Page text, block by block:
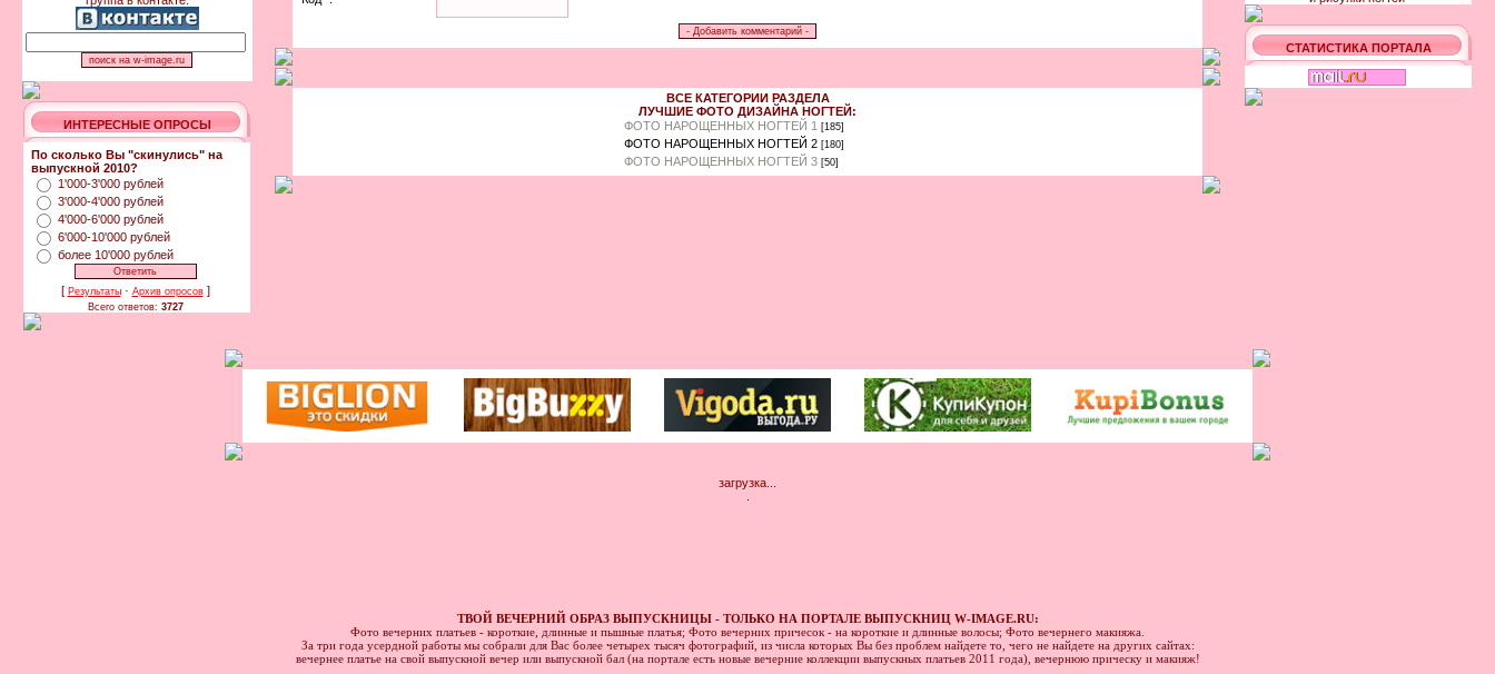
ИНТЕРЕСНЫЕ ОПРОСЫ
По сколько Вы "скинулись" на
выпускной 2010?
1'000-3'000 рублей
3'000-4'000 рублей
4'000-6'000 рублей
6'000-10'000 рублей
более 10'000 рублей
[ Результаты· Архив опросов]
Всего ответов: 3727
ВСЕ КАТЕГОРИИ РАЗДЕЛА
ЛУЧШИЕ ФОТО ДИЗАЙНА НОГТЕЙ:
ФОТО НАРОЩЕННЫХ НОГТЕЙ 1 [185]
ФОТО НАРОЩЕННЫХ НОГТЕЙ 2 [180]
ФОТО НАРОЩЕННЫХ НОГТЕЙ 3 [50]
СТАТИСТИКА ПОРТАЛА
загрузка...
ТВОЙ ВЕЧЕРНИЙ ОБРАЗ ВЫПУСКНИЦЫ - ТОЛЬКО НА ПОРТАЛЕ ВЫПУСКНИЦ W-IMAGE.RU:
Фото вечерних платьев - короткие, длинные и пышные платья; Фото вечерних причесок - на короткие и длинные волосы; Фото вечернего макияжа.
За три года усердной работы мы собрали для Вас более четырех тысяч фотографий, из числа которых Вы без проблем найдете то, чего не найдете на других сайтах:
вечернее платье на свой выпускной вечер или выпускной бал (на портале есть новые вечерние коллекции выпускных платьев 2011 года), вечернюю прическу и макияж!